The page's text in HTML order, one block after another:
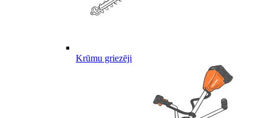
Krūmu griezēji